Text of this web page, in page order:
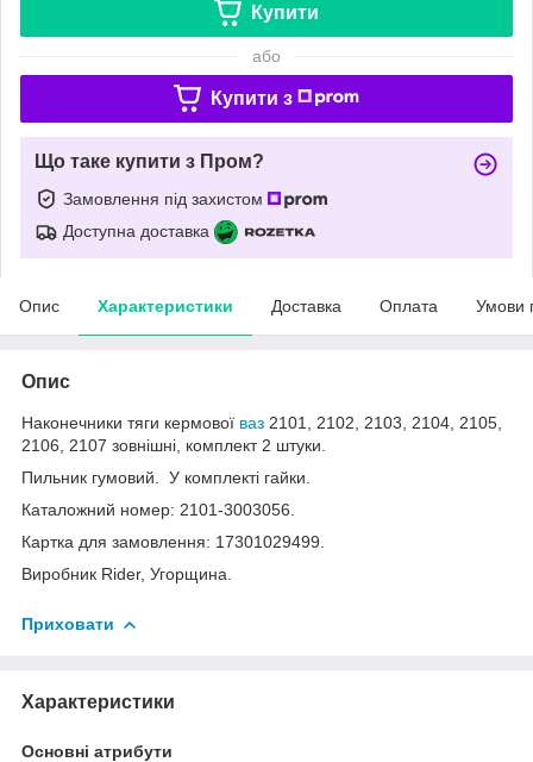
Купити
або
Купити з
Що таке купити з Пром?
Замовлення під захистом
Доступна доставка
Опис Характеристики Доставка Оплата Умови
Опис
Наконечники тяги кермової ваз 2101, 2102, 2103, 2104, 2105,
2106, 2107 зовнішні, комплект 2 штуки.
Пильник гумовий. У комплекті гайки.
Каталожний номер: 2101-3003056.
Картка для замовлення: 17301029499.
Виробник Rider, Угорщина.
Приховати
Характеристики
Основні атрибути